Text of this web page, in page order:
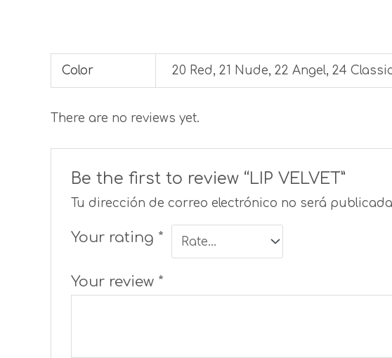
Color 20 Red, 21 Nude, 22 Angel, 24
There are no reviews yet.
Be the first to review “LIP VELVET”
Tu dirección de correo electrónico no será
Your rating *
Your review *